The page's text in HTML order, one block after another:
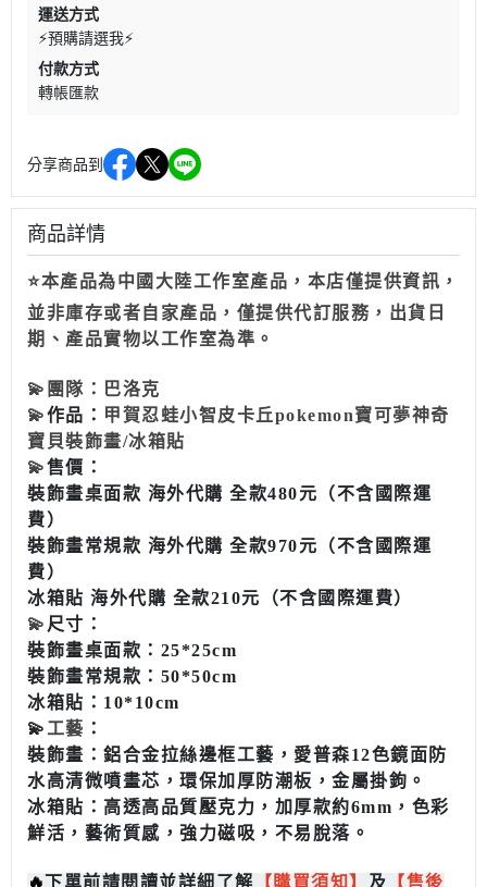
運送方式
⚡預購請選我⚡
付款方式
轉帳匯款
分享商品到
商品詳情
⭐本產品為中國大陸工作室產品，本店僅提供資訊，
並非庫存或者自家產品，僅提供代訂服務，出貨日
期、產品實物以工作室為準。
💫 團隊：
巴洛克
💫作品： 甲賀忍蛙小智皮卡丘pokemon寶可夢神奇
寶貝裝飾畫/冰箱貼
💫售價：
裝飾畫桌面款 海外代購 全款480元（不含國際運
費）
裝飾畫常規款 海外代購 全款970元（不含國際運
費）
冰箱貼 海外代購 全款210元 （不含國際運費）
💫 尺寸：
裝飾畫桌面款：25*25cm
裝飾畫常規款：50*50cm
冰箱貼：10*10cm
💫 工藝 ：
裝飾畫：鋁合金拉絲邊框工藝，愛普森12色鏡面防
水高清微噴畫芯，環保加厚防潮板，金屬掛鉤。
冰箱貼：高透高品質壓克力，加厚款約6mm，色彩
鮮活，藝術質感，強力磁吸，不易脫落。
🔥下單前請閱讀並詳細了解 【購買須知 】 及 【售後